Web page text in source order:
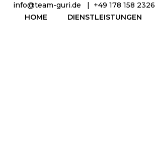
info@team-guri.de | +49 178 158 2326
HOME DIENSTLEISTUNGEN